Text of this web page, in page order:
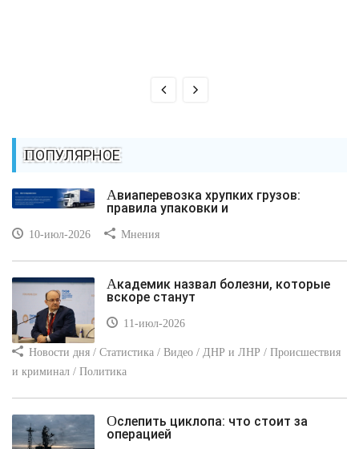
ПОПУЛЯРНОЕ
Авиаперевозка хрупких грузов:
правила упаковки и
10-июл-2026 Мнения
Академик назвал болезни, которые
вскоре станут
11-июл-2026
Новости дня / Статистика / Видео / ДНР и ЛНР / Происшествия
и криминал / Политика
Ослепить циклопа: что стоит за
операцией